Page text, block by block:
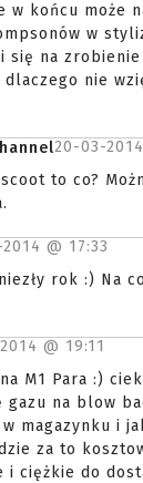
w końcu może
w
się na
nie
20-03-
to co?
@ 17:33
rok :) Na
@ 19:11
M1 Para :)
gazu na blow
w magazynku i
za to
i ciężkie do